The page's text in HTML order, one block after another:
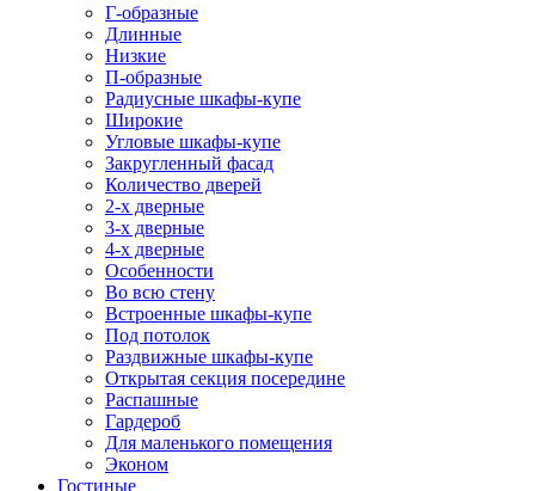
Г-образные
Длинные
Низкие
П-образные
Радиусные шкафы-купе
Широкие
Угловые шкафы-купе
Закругленный фасад
Количество дверей
2-х дверные
3-х дверные
4-х дверные
Особенности
Во всю стену
Встроенные шкафы-купе
Под потолок
Раздвижные шкафы-купе
Открытая секция посередине
Распашные
Гардероб
Для маленького помещения
Эконом
Гостиные